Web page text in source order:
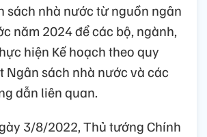
sách nhà nước từ nguồn ngân
năm 2024 để các bộ, ngành,
hiện Kế hoạch theo quy
Ngân sách nhà nước và các
dẫn liên quan.
3/8/2022, Thủ tướng Chính